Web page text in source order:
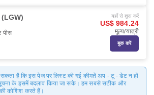
पीस
यहाँ से शुरू करें
US$ 984.24
मूल्य/यात्री
बुक करें
सकता है कि इस पेज पर लिस्ट की गई कीमतें अप - टू - डेट न हों
सूचना के इसमें बदलाव किया जा सके। हम सबसे सटीक और
की कोशिश करते हैं।